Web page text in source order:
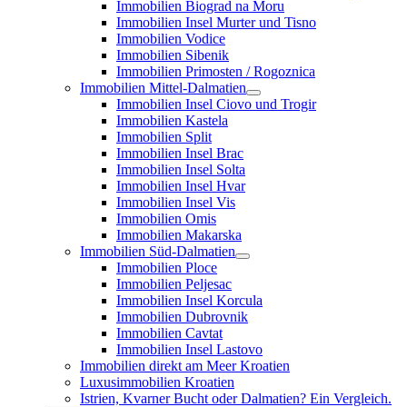
Immobilien Biograd na Moru
Immobilien Insel Murter und Tisno
Immobilien Vodice
Immobilien Sibenik
Immobilien Primosten / Rogoznica
Immobilien Mittel-Dalmatien
Immobilien Insel Ciovo und Trogir
Immobilien Kastela
Immobilien Split
Immobilien Insel Brac
Immobilien Insel Solta
Immobilien Insel Hvar
Immobilien Insel Vis
Immobilien Omis
Immobilien Makarska
Immobilien Süd-Dalmatien
Immobilien Ploce
Immobilien Peljesac
Immobilien Insel Korcula
Immobilien Dubrovnik
Immobilien Cavtat
Immobilien Insel Lastovo
Immobilien direkt am Meer Kroatien
Luxusimmobilien Kroatien
Istrien, Kvarner Bucht oder Dalmatien? Ein Vergleich.